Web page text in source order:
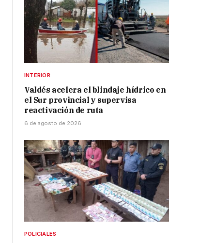
INTERIOR
Valdés acelera el blindaje hídrico en
el Sur provincial y supervisa
reactivación de ruta
6 de agosto de 2026
POLICIALES